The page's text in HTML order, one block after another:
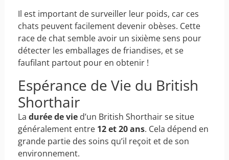
Il est important de surveiller leur poids, car ces
chats peuvent facilement devenir obèses. Cette
race de chat semble avoir un sixième sens pour
détecter les emballages de friandises, et se
faufilant partout pour en obtenir !
Espérance de Vie du British
Shorthair
La durée de vied’un British Shorthair se situe
généralement entre 12 et 20 ans. Cela dépend en
grande partie des soins qu’il reçoit et de son
environnement.